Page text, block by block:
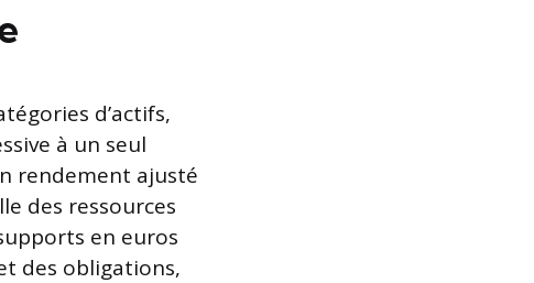
d’actifs,
à un seul
rendement ajusté
des ressources
en euros
des obligations,